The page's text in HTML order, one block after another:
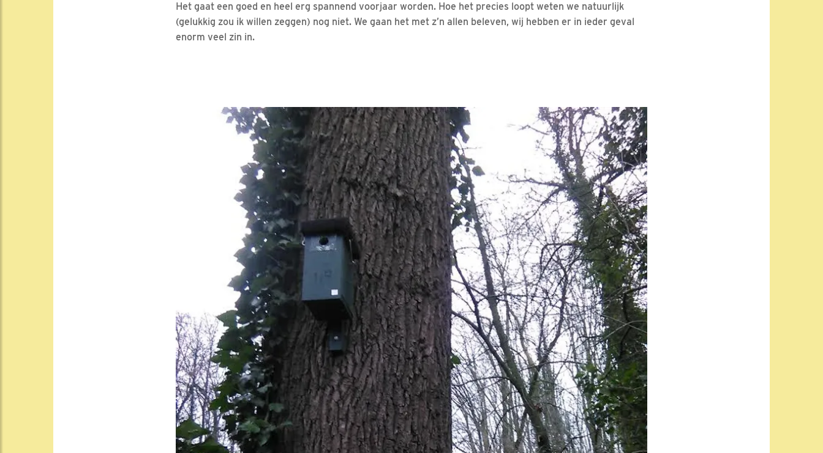
Het gaat een goed en heel erg spannend voorjaar worden. Hoe het precies loopt weten we natuurlijk
(gelukkig zou ik willen zeggen) nog niet. We gaan het met z’n allen beleven, wij hebben er in ieder geval
enorm veel zin in.